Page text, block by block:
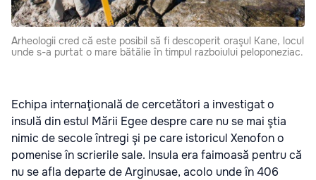
Arheologii cred că este posibil să fi descoperit oraşul Kane, locul
unde s-a purtat o mare bătălie în timpul razboiului peloponeziac.
Echipa internaţională de cercetători a investigat o
insulă din estul Mării Egee despre care nu se mai ştia
nimic de secole întregi şi pe care istoricul Xenofon o
pomenise în scrierile sale. Insula era faimoasă pentru că
nu se afla departe de Arginusae, acolo unde în 406